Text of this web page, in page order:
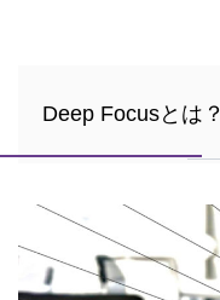
Deep Focusとは？